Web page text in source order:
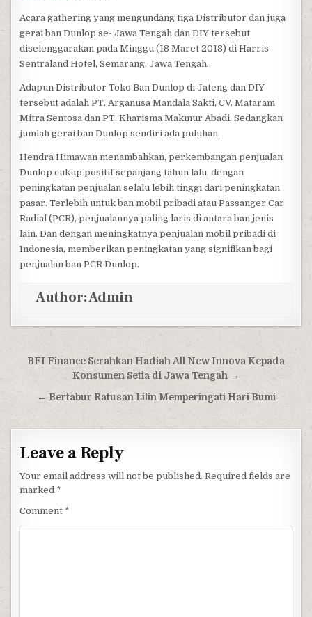
Acara gathering yang mengundang tiga Distributor dan juga
gerai ban Dunlop se- Jawa Tengah dan DIY tersebut
diselenggarakan pada Minggu (18 Maret 2018) di Harris
Sentraland Hotel, Semarang, Jawa Tengah.
Adapun Distributor Toko Ban Dunlop di Jateng dan DIY
tersebut adalah PT. Arganusa Mandala Sakti, CV. Mataram
Mitra Sentosa dan PT. Kharisma Makmur Abadi. Sedangkan
jumlah gerai ban Dunlop sendiri ada puluhan.
Hendra Himawan menambahkan, perkembangan penjualan
Dunlop cukup positif sepanjang tahun lalu, dengan
peningkatan penjualan selalu lebih tinggi dari peningkatan
pasar. Terlebih untuk ban mobil pribadi atau Passanger Car
Radial (PCR), penjualannya paling laris di antara ban jenis
lain. Dan dengan meningkatnya penjualan mobil pribadi di
Indonesia, memberikan peningkatan yang signifikan bagi
penjualan ban PCR Dunlop.
Author:Admin
Post navigation
BFI Finance Serahkan Hadiah All New Innova Kepada
Konsumen Setia di Jawa Tengah →
← Bertabur Ratusan Lilin Memperingati Hari Bumi
Leave a Reply
Your email address will not be published. Required fields are
marked *
Comment *